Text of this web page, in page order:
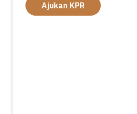
Ajukan KPR